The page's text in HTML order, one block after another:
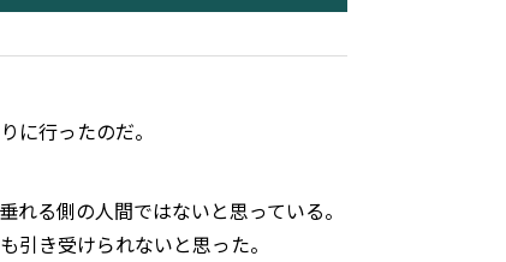
に行ったのだ。
る側の人間ではないと思っている。
引き受けられないと思った。